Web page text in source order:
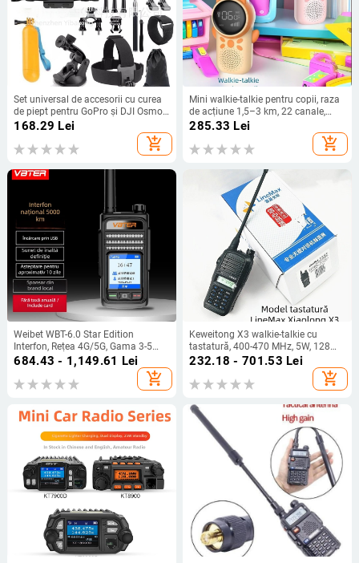
Set universal de accesorii cu curea
de piept pentru GoPro și DJI Osmo
Action – pentru ciclism, scufundări,
168.29 Lei
add_shopping_cart
Mini walkie-talkie pentru copii, raza
de acțiune 1,5–3 km, 22 canale,
ieșire RF 0,5 W, baterie litiu 400
285.33 Lei
add_shopping_cart
Weibet WBT-6.0 Star Edition
Interfon, Rețea 4G/5G, Gama 3-5
km, Baterie Li-ion 4900 mAh
684.43 - 1,149.61 Lei
add_shopping_cart
Keweitong X3 walkie-talkie cu
tastatură, 400-470 MHz, 5W, 128
canale, rază 5-10 km, baterie 1500
232.18 - 701.53 Lei
add_shopping_cart